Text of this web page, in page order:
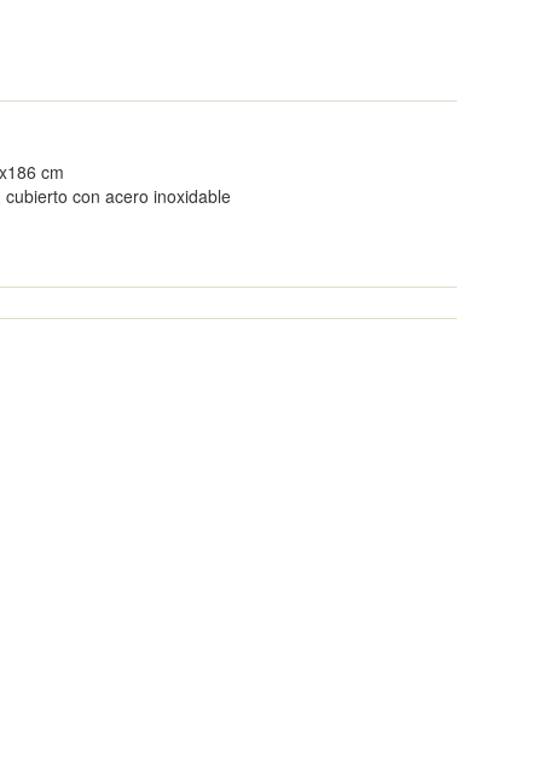
cm
cubierto con acero inoxidable